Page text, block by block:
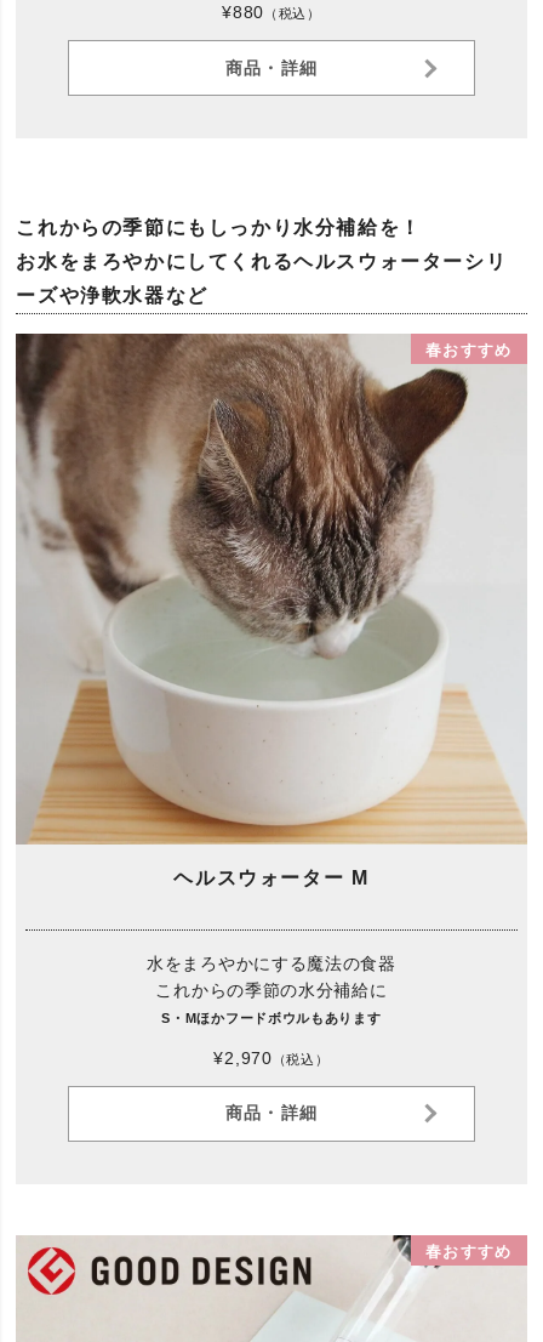
¥880 （税込）
商品・詳細
これからの季節にもしっかり水分補給を！
お水をまろやかにしてくれるヘルスウォーターシリ
ーズや浄軟水器など
春おすすめ
ヘルスウォーター M
水をまろやかにする魔法の食器
これからの季節の水分補給に
S・Mほかフードボウルもあります
¥2,970 （税込）
商品・詳細
春おすすめ